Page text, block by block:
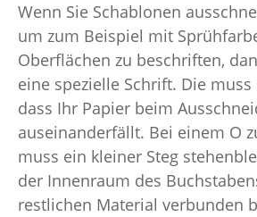
Wenn Sie Schablonen
um zum Beispiel mit
Oberflächen zu beschriften,
eine spezielle Schrift. Die
dass Ihr Papier beim
auseinanderfällt. Bei einem O
muss ein kleiner Steg
der Innenraum des
restlichen Material verbunden